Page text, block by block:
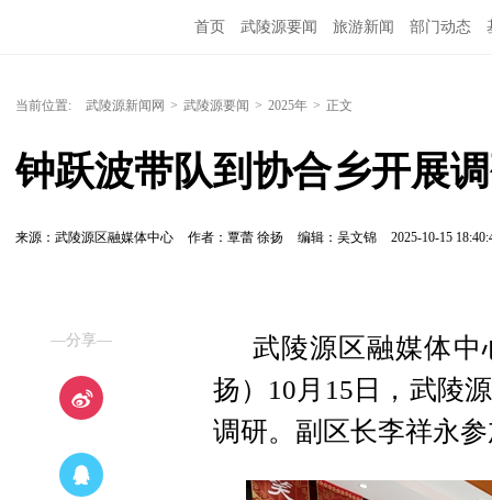
首页 武陵源要闻 旅游新闻 部门动态
当前位置: 武陵源新闻网 > 武陵源要闻 > 2025年 > 正文
钟跃波带队到协合乡开展
来源：武陵源区融媒体中心 作者：覃蕾 徐扬 编辑：吴文锦 2025-10-15
—分享—
武陵源区融媒体中
扬）10月15日，武陵
调研。副区长李祥永